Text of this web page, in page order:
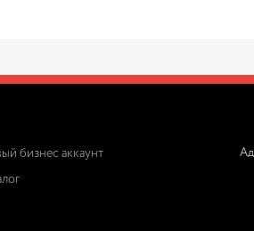
бизнес аккаунт